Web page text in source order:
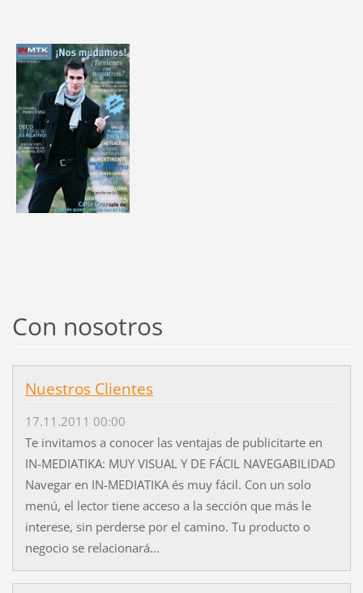
Con nosotros
Nuestros Clientes
17.11.2011 00:00
Te invitamos a conocer las ventajas de publicitarte en
IN-MEDIATIKA: MUY VISUAL Y DE FÁCIL NAVEGABILIDAD
Navegar en IN-MEDIATIKA és muy fácil. Con un solo
menú, el lector tiene acceso a la sección que más le
interese, sin perderse por el camino. Tu producto o
negocio se relacionará...